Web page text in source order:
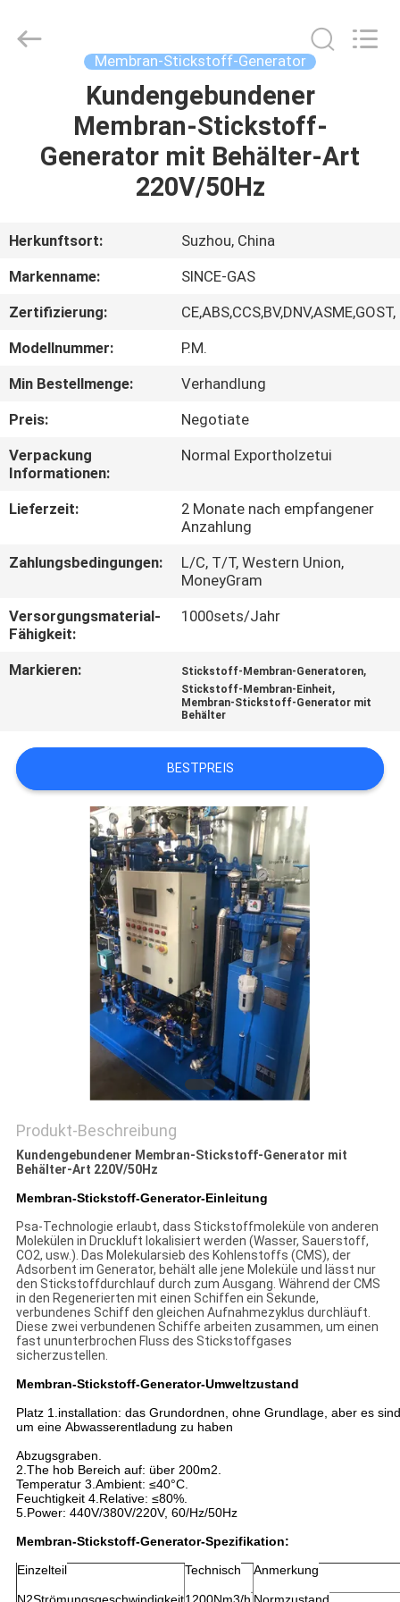
PRODUKTE
UNS
QUALITÄTSKONTROLLE
KONTAKT
MIT
UNS
RECHTSSACHEN
ANGEBOT
ANFORDERN
SITEMAP
DATENSCHUTZRICHTLINIE
Technology
Co.,Ltd.
Membran-Stickstoff-Generator
Kundengebundener
Membran-Stickstoff-
Generator mit Behälter-Art
220V/50Hz
Herkunftsort:
Suzhou, China
Markenname:
SINCE-GAS
Zertifizierung:
CE,ABS,CCS,BV,DNV,ASME,GOST,
Modellnummer:
P.M.
Min Bestellmenge:
Verhandlung
Preis:
Negotiate
Verpackung
Informationen:
Normal Exportholzetui
Lieferzeit:
2 Monate nach empfangener
Anzahlung
Zahlungsbedingungen:
L/C, T/T, Western Union,
MoneyGram
Versorgungsmaterial-
Fähigkeit:
1000sets/Jahr
Markieren: Stickstoff-Membran-Generatoren,
Stickstoff-Membran-Einheit,
Membran-Stickstoff-Generator mit
Behälter
BESTPREIS
Produkt-Beschreibung
Kundengebundener Membran-Stickstoff-Generator mit
Behälter-Art 220V/50Hz
Membran-Stickstoff-Generator-Einleitung
Psa-Technologie erlaubt, dass Stickstoffmoleküle von anderen
Molekülen in Druckluft lokalisiert werden (Wasser, Sauerstoff,
CO2, usw.). Das Molekularsieb des Kohlenstoffs (CMS), der
Adsorbent im Generator, behält alle jene Moleküle und lässt nur
den Stickstoffdurchlauf durch zum Ausgang. Während der CMS
in den Regenerierten mit einen Schiffen ein Sekunde,
verbundenes Schiff den gleichen Aufnahmezyklus durchläuft.
Diese zwei verbundenen Schiffe arbeiten zusammen, um einen
fast ununterbrochen Fluss des Stickstoffgases
sicherzustellen.
Membran-Stickstoff-Generator-Umweltzustand
Platz 1.installation: das Grundordnen, ohne Grundlage, aber es
um eine Abwasserentladung zu haben
Abzugsgraben.
2.The hob Bereich auf: über 200m2.
Temperatur 3.Ambient: ≤40°C.
Feuchtigkeit 4.Relative: ≤80%.
5.Power: 440V/380V/220V, 60/Hz/50Hz
Membran-Stickstoff-Generator-Spezifikation:
Einzelteil
Technisch Anmerkung